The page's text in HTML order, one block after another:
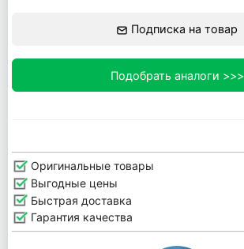
Подписка на товар
Подобрать аналоги >>>
Оригинальные товары
Выгодные цены
Быстрая доставка
Гарантия качества